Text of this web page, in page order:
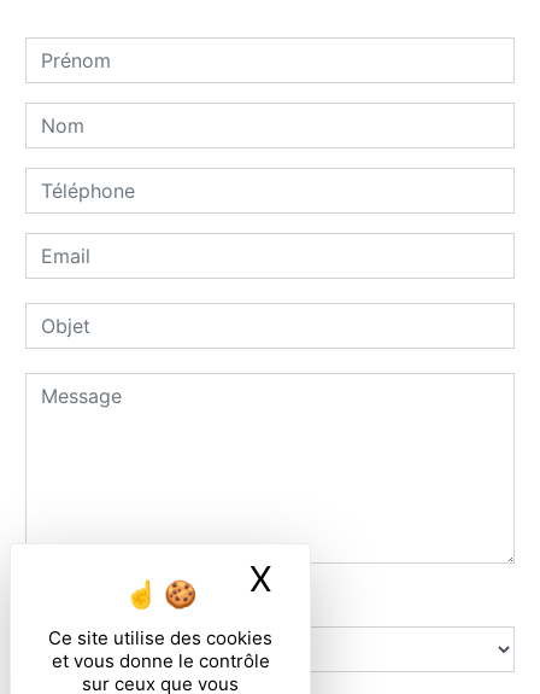
Ce site utilise des cookies
et vous donne le contrôle
sur ceux que vous
X
Combien font un plus sept